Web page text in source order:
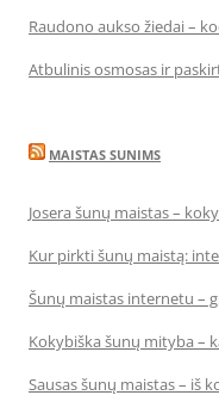
Raudono aukso žiedai –
Atbulinis osmosas ir
MAISTAS SUNIMS
Josera šunų maistas –
Kur pirkti šunų maistą:
Šunų maistas internetu –
Kokybiška šunų mityba –
Sausas šunų maistas – iš